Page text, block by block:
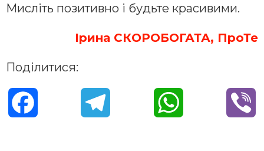
Мисліть позитивно і будьте красивими.
Ірина СКОРОБОГАТА, ПроТе
Поділитися: